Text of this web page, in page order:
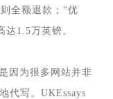
全额退款；“优
1.5万英镑。
因为很多网站并非
代写。UKEssays